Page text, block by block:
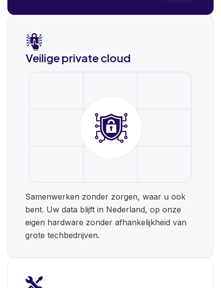
Veilige private cloud
Samenwerken zonder zorgen, waar u ook
bent. Uw data blijft in Nederland, op onze
eigen hardware zonder afhankelijkheid van
grote techbedrijven.